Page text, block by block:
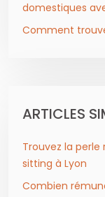
domestiques
Comment
ARTICLES
Trouvez la
sitting à Lyon
Combien